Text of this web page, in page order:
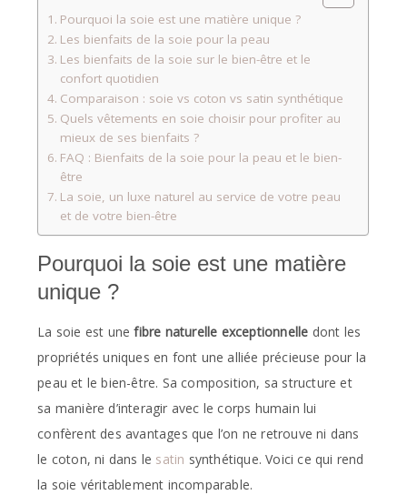
Pourquoi la soie est une matière unique ?
Les bienfaits de la soie pour la peau
Les bienfaits de la soie sur le bien-être et le
confort quotidien
Comparaison : soie vs coton vs satin synthétique
Quels vêtements en soie choisir pour profiter au
mieux de ses bienfaits ?
FAQ : Bienfaits de la soie pour la peau et le bien-
être
La soie, un luxe naturel au service de votre peau
et de votre bien-être
Pourquoi la soie est une matière
unique ?
La soie est unefibre naturelle exceptionnelle dont les
propriétés uniques en font une alliée précieuse pour la
peau et le bien-être. Sa composition, sa structure et
sa manière d’interagir avec le corps humain lui
confèrent des avantages que l’on ne retrouve ni dans
le coton, ni dans le satin synthétique. Voici ce qui rend
la soie véritablement incomparable.